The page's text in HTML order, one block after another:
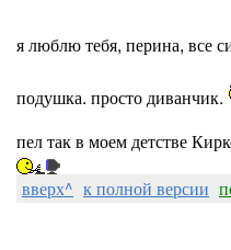
я люблю тебя, перина, все
подушка. просто диванчик.
пел так в моем детстве
вверх^ к полной версии